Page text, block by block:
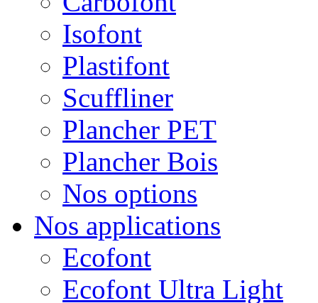
Isofont
Plastifont
Scuffliner
Plancher PET
Plancher Bois
Nos options
Nos applications
Ecofont
Ecofont Ultra Light